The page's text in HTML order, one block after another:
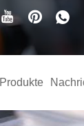
Produkte